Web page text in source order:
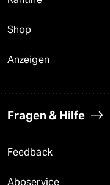
Shop
Anzeigen
Fragen & Hilfe
Feedback
Aboservice